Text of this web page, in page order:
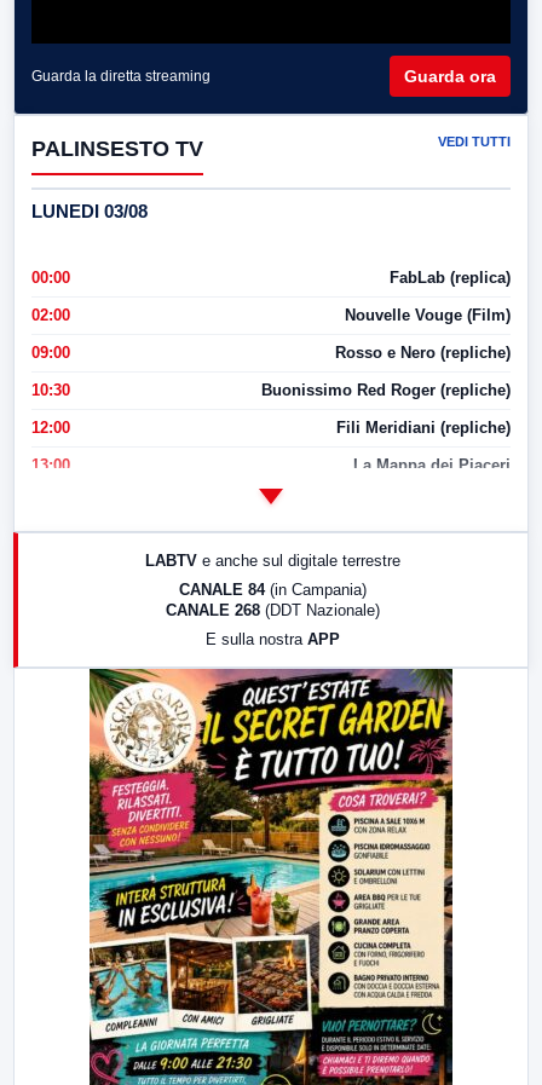
Guarda la diretta streaming Guarda ora
PALINSESTO TV VEDI TUTTI
LUNEDI 03/08
00:00 FabLab (replica)
02:00 Nouvelle Vouge (Film)
09:00 Rosso e Nero (repliche)
10:30 Buonissimo Red Roger (repliche)
12:00 Fili Meridiani (repliche)
13:00 La Mappa dei Piaceri
LabNews (replica)
LABTV e anche sul digitale terrestre
CANALE 84 (in Campania)
CANALE 268 (DDT Nazionale)
E sulla nostra APP